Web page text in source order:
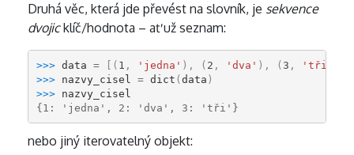
Druhá věc, která jde převést na slovník, je sekvence
dvojicklíč/hodnota – ať už seznam:
>>> data = [( 1 , 'jedna' ), ( 2 , 'dva' ), ( 3 , 'tři'
>>> nazvy_cisel = dict (data )
>>> nazvy_cisel
{1: 'jedna', 2: 'dva', 3: 'tři'}
nebo jiný iterovatelný objekt: